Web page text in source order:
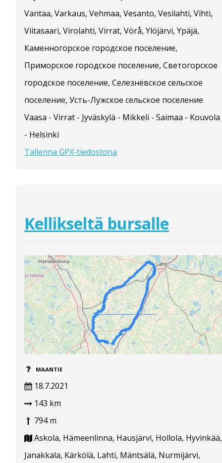
Vantaa, Varkaus, Vehmaa, Vesanto, Vesilahti, Vihti,
Viitasaari, Virolahti, Virrat, Vörå, Ylöjärvi, Ypäjä,
Каменногорское городское поселение,
Приморское городское поселение, Светогорское
городское поселение, Селезнёвское сельское
поселение, Усть-Лужское сельское поселение
Vaasa - Virrat - Jyväskylä - Mikkeli - Saimaa - Kouvola
- Helsinki
Tallenna GPX-tiedostona
Kellikseltä bursalle
MAANTIE
18.7.2021
143 km
794 m
Askola, Hämeenlinna, Hausjärvi, Hollola, Hyvinkää,
Janakkala, Kärkölä, Lahti, Mäntsälä, Nurmijärvi,